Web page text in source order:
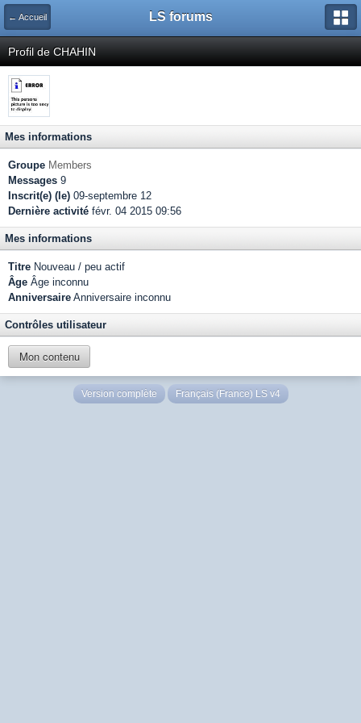
← Accueil LS forums
Profil de CHAHIN
Mes informations
Groupe Members
Messages 9
Inscrit(e) (le) 09-septembre 12
Dernière activité févr. 04 2015 09:56
Mes informations
Titre Nouveau / peu actif
Âge Âge inconnu
Anniversaire Anniversaire inconnu
Contrôles utilisateur
Mon contenu
Version complète Français (France) LS v4